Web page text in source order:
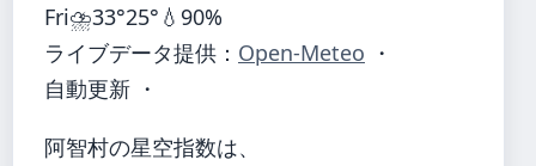
Fri⛈️33°25° 💧90%
ライブデータ提供： Open-Meteo ・
自動更新 ・
阿智村の星空指数は、